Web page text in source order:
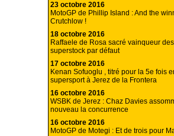
23 octobre 2016
MotoGP de Phillip Island : And the
Crutchlow !
18 octobre 2016
Raffaele de Rosa sacré vainqueur
superstock par défaut
17 octobre 2016
Kenan Sofuoglu , titré pour la 5e fois
supersport à Jerez de la Frontera
16 octobre 2016
WSBK de Jerez : Chaz Davies
nouveau la concurrence
16 octobre 2016
MotoGP de Motegi : Et de trois pour